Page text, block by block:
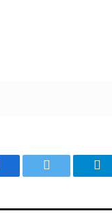
Twitter